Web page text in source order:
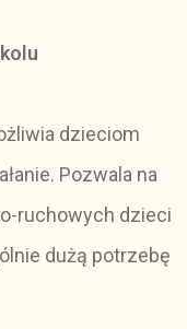
dzieciom
Pozwala na
ruchowych dzieci
dużą potrzebę